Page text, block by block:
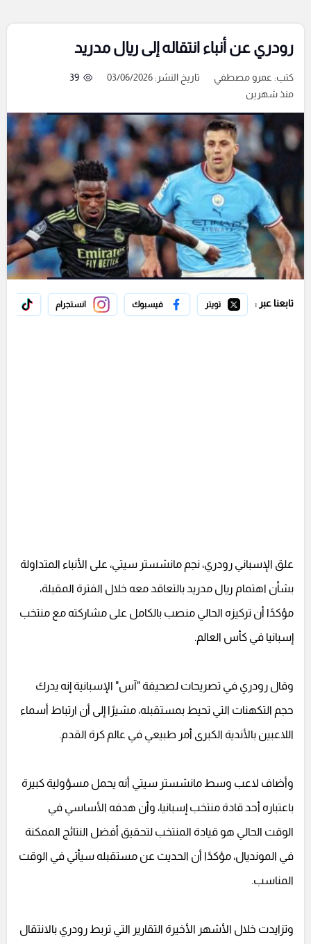
رودري عن أنباء انتقاله إلى ريال مدريد
كتب: عمرو مصطفي تاريخ النشر: 03/06/2026
39
منذ شهرين
تابعنا عبر : تويتر فيسبوك انستجرام
علق الإسباني رودري، نجم مانشستر سيتي، على الأنباء المتداولة
بشأن اهتمام ريال مدريد بالتعاقد معه خلال الفترة المقبلة،
مؤكدًا أن تركيزه الحالي منصب بالكامل على مشاركته مع منتخب
إسبانيا في كأس العالم.
وقال رودري في تصريحات لصحيفة "آس" الإسبانية إنه يدرك
حجم التكهنات التي تحيط بمستقبله، مشيرًا إلى أن ارتباط أسماء
اللاعبين بالأندية الكبرى أمر طبيعي في عالم كرة القدم.
وأضاف لاعب وسط مانشستر سيتي أنه يحمل مسؤولية كبيرة
باعتباره أحد قادة منتخب إسبانيا، وأن هدفه الأساسي في
الوقت الحالي هو قيادة المنتخب لتحقيق أفضل النتائج الممكنة
في المونديال، مؤكدًا أن الحديث عن مستقبله سيأتي في الوقت
المناسب.
وتزايدت خلال الأشهر الأخيرة التقارير التي تربط رودري بالانتقال